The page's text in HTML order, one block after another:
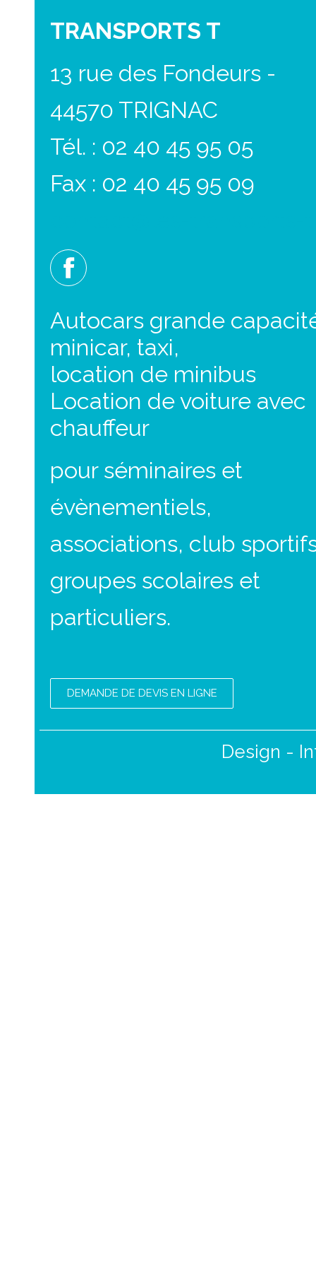
TRANSPORTS T
13 rue des Fondeurs -
44570 TRIGNAC
Tél. : 02 40 45 95 05
Fax : 02 40 45 95 09
Autocars grande
minicar, taxi,
location de minibus
Location de voiture avec
chauffeur
pour séminaires et
évènementiels,
associations, club
groupes scolaires et
particuliers.
DEMANDE DE DEVIS EN LIGNE
Design -